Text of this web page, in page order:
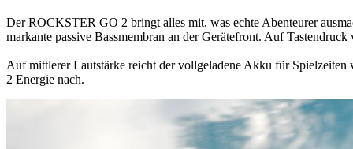
Der ROCKSTER GO 2 bringt alles mit, was echte Abenteurer
markante passive Bassmembran an der Gerätefront. Auf
Auf mittlerer Lautstärke reicht der vollgeladene Akku für
2 Energie nach.